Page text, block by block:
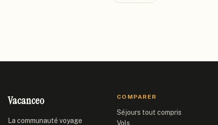
Vacanceo
La communauté voyage
COMPARER
Séjours tout compris
Vols